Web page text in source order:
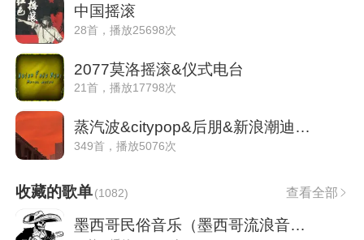
中国摇滚
28首，播放25698次
2077莫洛摇滚&仪式电台
21首，播放17798次
蒸汽波&citypop&后朋&新浪潮迪斯科&融合爵
349首，播放5076次
收藏的歌单(1082) 查看全部
墨西哥民俗音乐（墨西哥流浪音乐mariachi)